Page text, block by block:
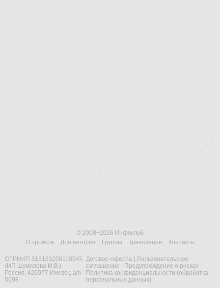
© 2008−2026 Инфоклуб
О проекте
Для авторов Группы Трансляции Контакты
ОГРНИП 316183200118945
(ИП Шумилова М.В.)
Россия, 426077 Ижевск, а/я
5098
Договор-оферта|
Пользовательское
соглашение
Предупреждение о рисках
Политика конфиденциальности (обработка
персональных данных)